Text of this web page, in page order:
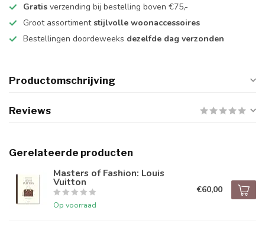
Gratis verzending bij bestelling boven €75,-
Groot assortiment stijlvolle woonaccessoires
Bestellingen doordeweeks dezelfde dag verzonden
Productomschrijving
Reviews
Gerelateerde producten
Masters of Fashion: Louis
Vuitton
Op voorraad
€60,00